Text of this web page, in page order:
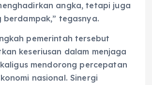
angka, tetapi juga
berdampak,” tegasnya.
pemerintah tersebut
keseriusan dalam menjaga
mendorong percepatan
nasional. Sinergi